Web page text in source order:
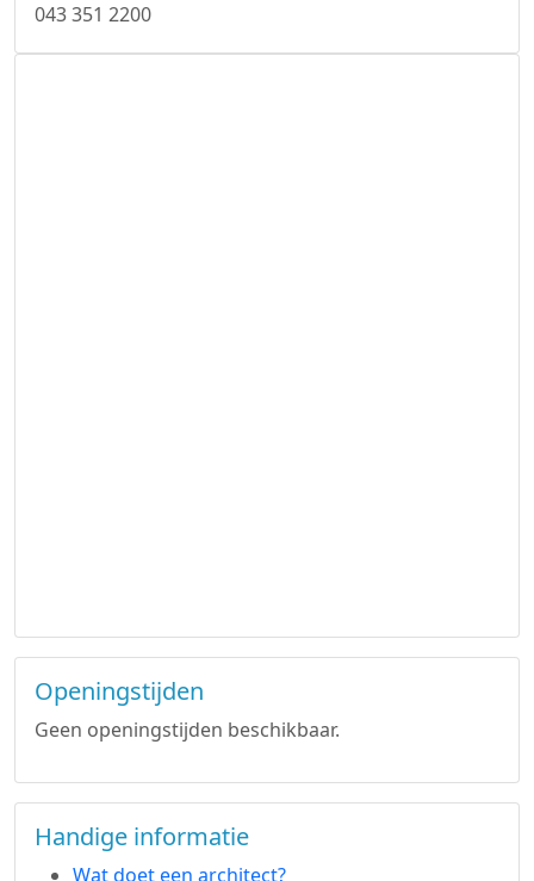
043 351 2200
Openingstijden
Geen openingstijden beschikbaar.
Handige informatie
Wat doet een architect?